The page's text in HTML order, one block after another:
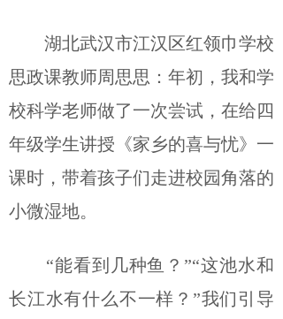
湖北武汉市江汉区红领巾学校
思政课教师周思思：年初，我和学
校科学老师做了一次尝试，在给四
年级学生讲授《家乡的喜与忧》一
课时，带着孩子们走进校园角落的
小微湿地。
“能看到几种鱼？”“这池水和
长江水有什么不一样？”我们引导